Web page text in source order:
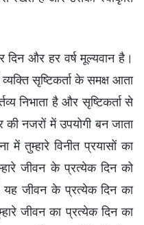
और हर वर्ष मूल्यवान है।
सृष्टिकर्ता के समक्ष आता
निभाता है और सृष्टिकर्ता से
की नजरों में उपयोगी बन जाता
में तुम्हारे विनीत प्रयासों का
जीवन के प्रत्येक दिन को
यह जीवन के प्रत्येक दिन का
जीवन का प्रत्येक दिन का